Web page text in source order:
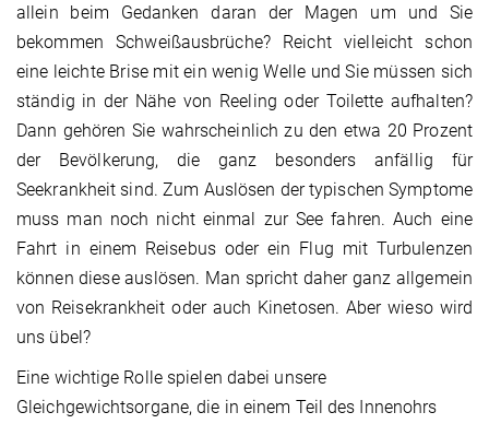
allein beim Gedanken daran der Magen um und Sie
bekommen Schweißausbrüche? Reicht vielleicht schon
eine leichte Brise mit ein wenig Welle und Sie müssen sich
ständig in der Nähe von Reeling oder Toilette aufhalten?
Dann gehören Sie wahrscheinlich zu den etwa 20 Prozent
der Bevölkerung, die ganz besonders anfällig für
Seekrankheit sind. Zum Auslösen der typischen Symptome
muss man noch nicht einmal zur See fahren. Auch eine
Fahrt in einem Reisebus oder ein Flug mit Turbulenzen
können diese auslösen. Man spricht daher ganz allgemein
von Reisekrankheit oder auch Kinetosen. Aber wieso wird
uns übel?
Eine wichtige Rolle spielen dabei unsere
Gleichgewichtsorgane, die in einem Teil des Innenohrs